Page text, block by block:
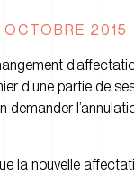
2015
d’une partie de
demander
la nouvelle